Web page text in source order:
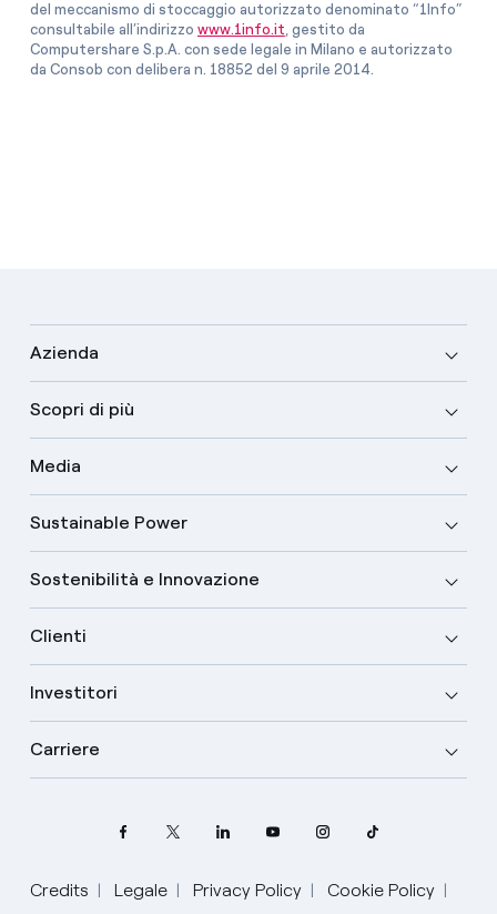
del meccanismo di stoccaggio autorizzato denominato “1Info”
consultabile all’indirizzo www.1info.it, gestito da
Computershare S.p.A. con sede legale in Milano e autorizzato
da Consob con delibera n. 18852 del 9 aprile 2014.
Azienda
Scopri di più
Media
Sustainable Power
Sostenibilità e Innovazione
Clienti
Investitori
Carriere
Credits Legale Privacy Policy Cookie Policy